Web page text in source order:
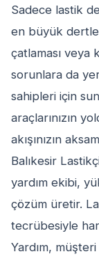
Sadece lastik
en büyük
çatlaması veya
sorunlara da
sahipleri için
araçlarınızın
akışınızın
Balıkesir
yardım ekibi,
çözüm üretir.
tecrübesiyle
Yardım,